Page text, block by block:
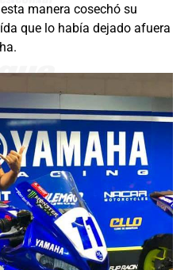
manera cosechó su
que lo había dejado afuera